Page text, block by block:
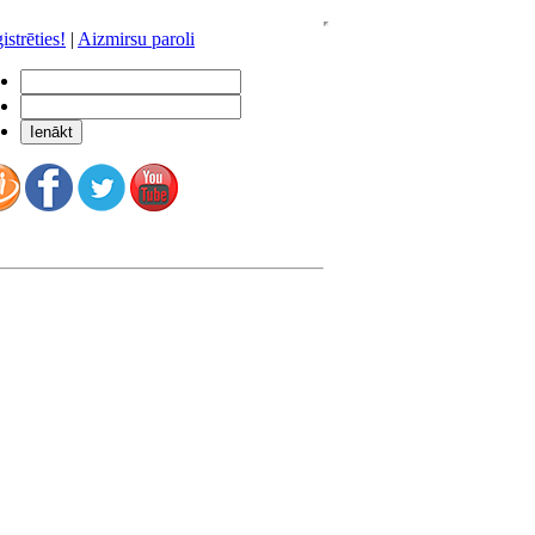
| Aizmirsu paroli